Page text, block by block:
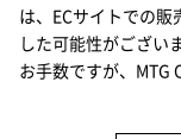
は、
ECサイトでの
した可能性がござい
お手数ですが、MTG